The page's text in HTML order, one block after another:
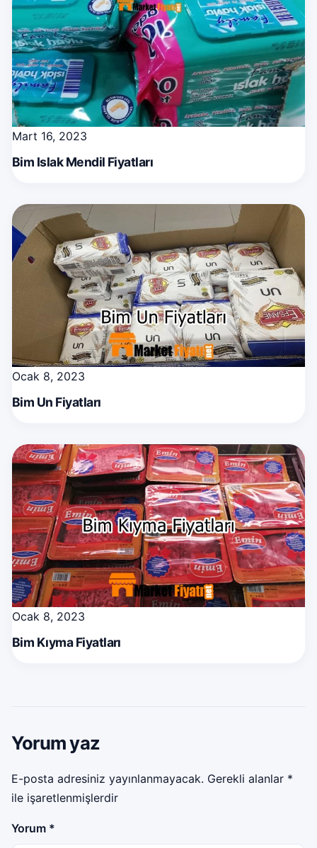
Mart 16, 2023
Bim Islak Mendil Fiyatları
Ocak 8, 2023
Bim Un Fiyatları
Ocak 8, 2023
Bim Kıyma Fiyatları
Yorum yaz
E-posta adresiniz yayınlanmayacak. Gerekli alanlar *
ile işaretlenmişlerdir
Yorum *